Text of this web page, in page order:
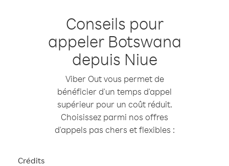
Conseils pour
appeler Botswana
depuis Niue
Viber Out vous permet de
bénéficier d'un temps d'appel
supérieur pour un coût réduit.
Choisissez parmi nos offres
d'appels pas chers et flexibles :
Crédits